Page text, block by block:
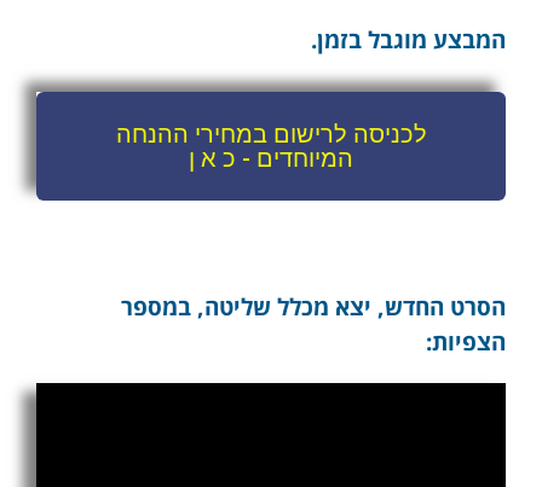
המבצע מוגבל בזמן.
לכניסה לרישום במחירי ההנחה
המיוחדים - כ א ן
הסרט החדש, יצא מכלל שליטה, במספר
הצפיות: